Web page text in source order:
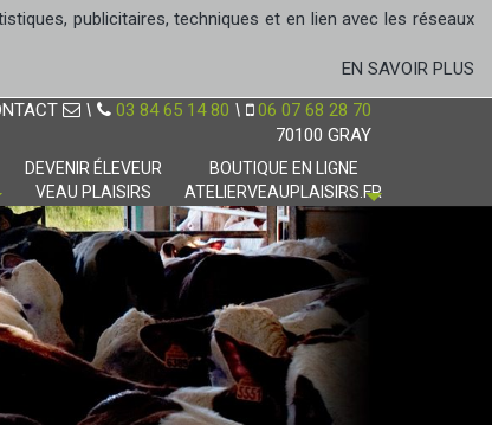
publicitaires, techniques et en lien avec les réseaux
EN SAVOIR PLUS
\ 03 84 65 14 80 \ 06 07 68 28 70
70100 GRAY
DEVENIR ÉLEVEUR
VEAU PLAISIRS
BOUTIQUE EN LIGNE
ATELIERVEAUPLAISIRS.FR